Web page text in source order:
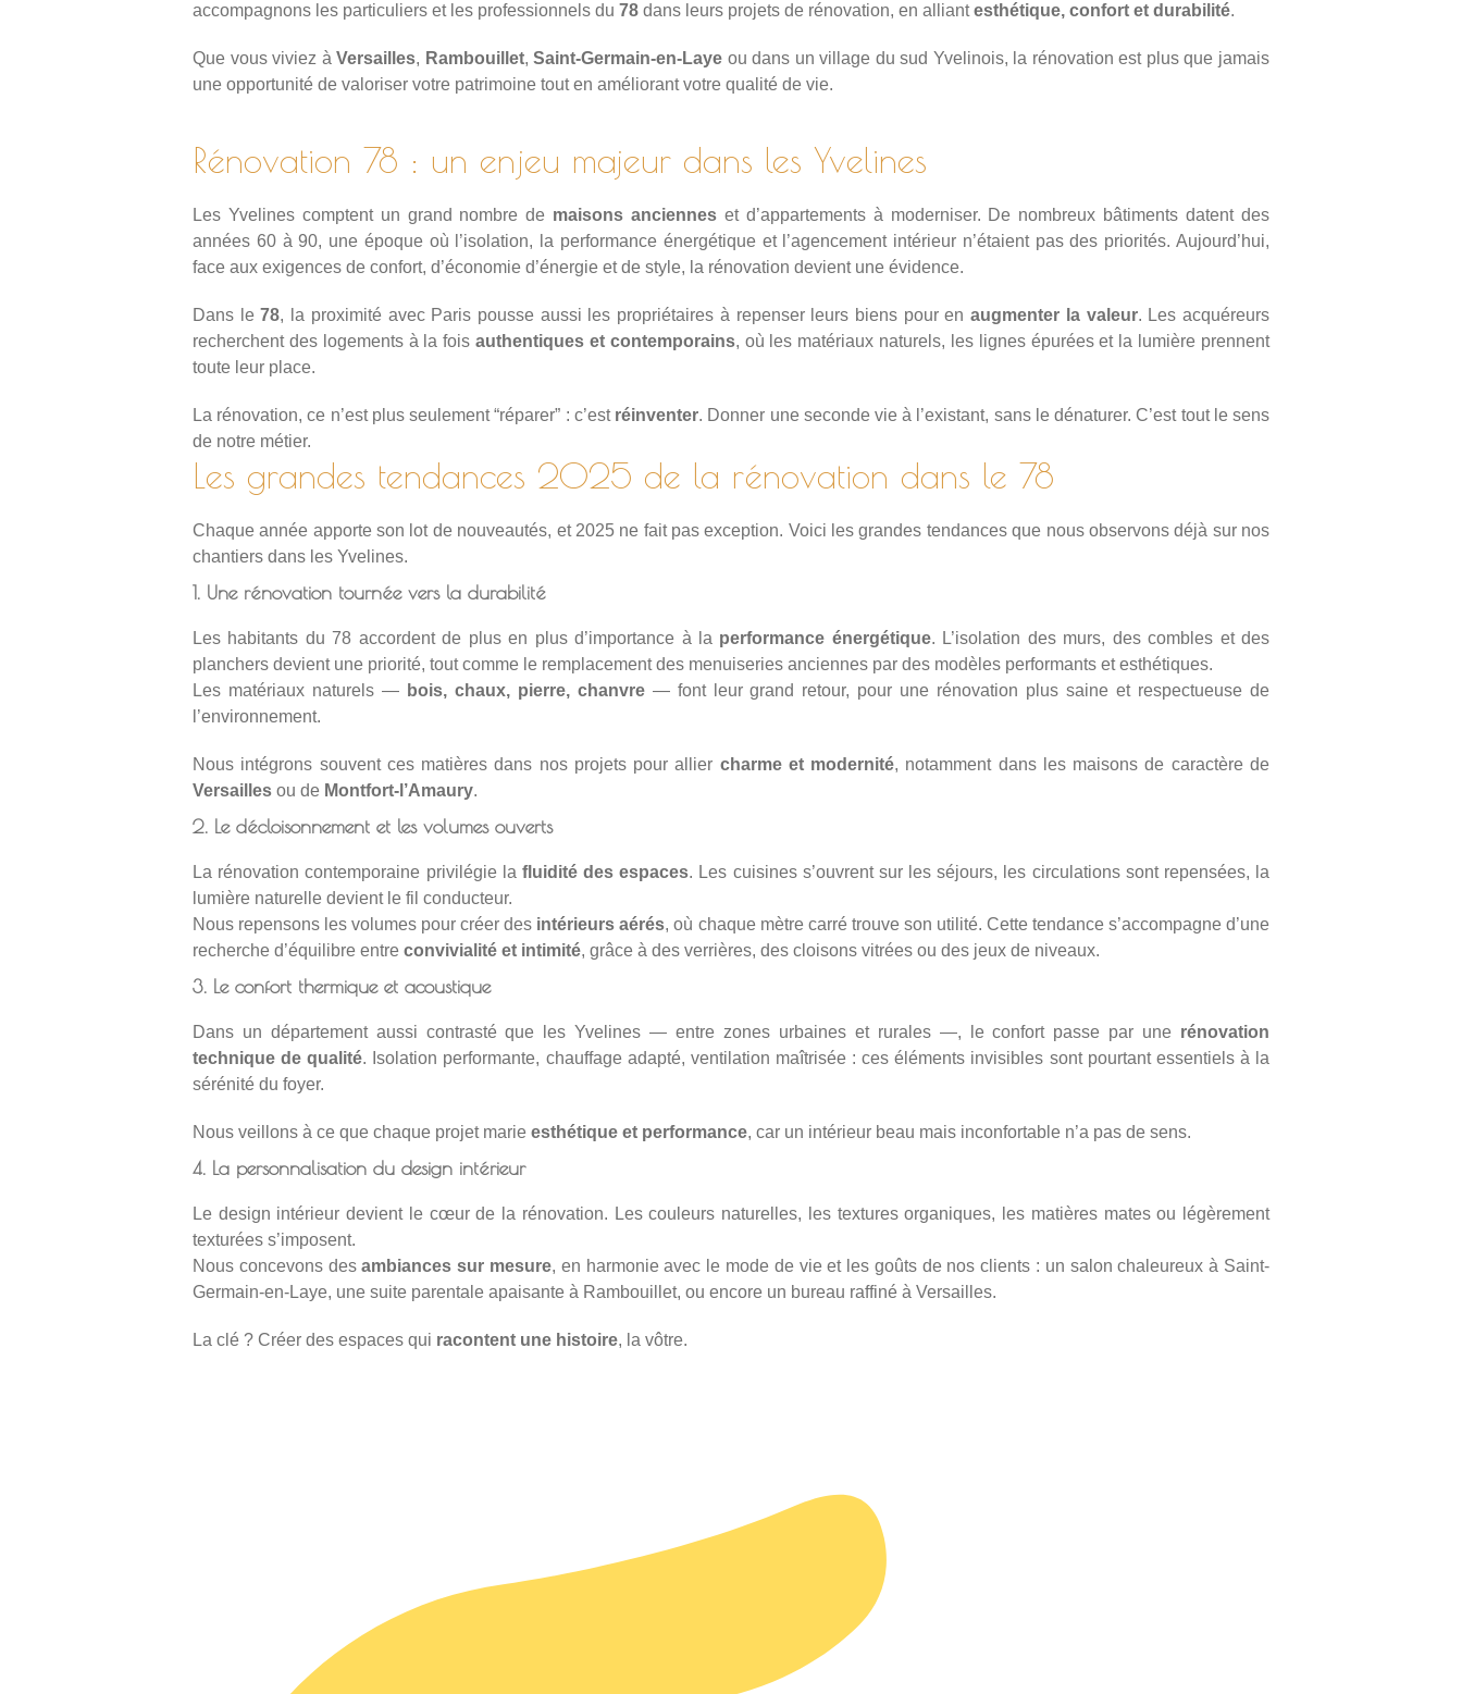
accompagnons les particuliers et les professionnels du 78 dans leurs projets de rénovation, en alliantesthétique, confort et durabilité.
Que vous viviez àVersailles, Rambouillet,Saint-Germain-en-Laye ou dans un village du sud Yvelinois, la rénovation est plus que jamais
une opportunité de valoriser votre patrimoine tout en améliorant votre qualité de vie.
Rénovation 78 : un enjeu majeur dans les Yvelines
Les Yvelines comptent un grand nombre de maisons anciennes et d’appartements à moderniser. De nombreux bâtiments datent des
années 60 à 90, une époque où l’isolation, la performance énergétique et l’agencement intérieur n’étaient pas des priorités. Aujourd’hui,
face aux exigences de confort, d’économie d’énergie et de style, la rénovation devient une évidence.
Dans le78, la proximité avec Paris pousse aussi les propriétaires à repenser leurs biens pour enaugmenter la valeur. Les acquéreurs
recherchent des logements à la foisauthentiques et contemporains, où les matériaux naturels, les lignes épurées et la lumière prennent
toute leur place.
La rénovation, ce n’est plus seulement “réparer” : c’est réinventer. Donner une seconde vie à l’existant, sans le dénaturer. C’est tout le sens
de notre métier.
Les grandes tendances 2025 de la rénovation dans le 78
Chaque année apporte son lot de nouveautés, et 2025 ne fait pas exception. Voici les grandes tendances que nous observons déjà sur nos
chantiers dans les Yvelines.
1. Une rénovation tournée vers la durabilité
Les habitants du 78 accordent de plus en plus d’importance à la performance énergétique. L’isolation des murs, des combles et des
planchers devient une priorité, tout comme le remplacement des menuiseries anciennes par des modèles performants et esthétiques.
Les matériaux naturels — bois, chaux, pierre, chanvre— font leur grand retour, pour une rénovation plus saine et respectueuse de
l’environnement.
Nous intégrons souvent ces matières dans nos projets pour allier charme et modernité, notamment dans les maisons de caractère de
Versailles ou de Montfort-l’Amaury.
2. Le décloisonnement et les volumes ouverts
La rénovation contemporaine privilégie la fluidité des espaces. Les cuisines s’ouvrent sur les séjours, les circulations sont repensées, la
lumière naturelle devient le fil conducteur.
Nous repensons les volumes pour créer des intérieurs aérés, où chaque mètre carré trouve son utilité. Cette tendance s’accompagne d’une
recherche d’équilibre entre convivialité et intimité, grâce à des verrières, des cloisons vitrées ou des jeux de niveaux.
3. Le confort thermique et acoustique
Dans un département aussi contrasté que les Yvelines — entre zones urbaines et rurales —, le confort passe par une rénovation
technique de qualité. Isolation performante, chauffage adapté, ventilation maîtrisée : ces éléments invisibles sont pourtant essentiels à la
sérénité du foyer.
Nous veillons à ce que chaque projet marie esthétique et performance, car un intérieur beau mais inconfortable n’a pas de sens.
4. La personnalisation du design intérieur
Le design intérieur devient le cœur de la rénovation. Les couleurs naturelles, les textures organiques, les matières mates ou légèrement
texturées s’imposent.
Nous concevons desambiances sur mesure, en harmonie avec le mode de vie et les goûts de nos clients : un salon chaleureux à Saint-
Germain-en-Laye, une suite parentale apaisante à Rambouillet, ou encore un bureau raffiné à Versailles.
La clé ? Créer des espaces qui racontent une histoire, la vôtre.